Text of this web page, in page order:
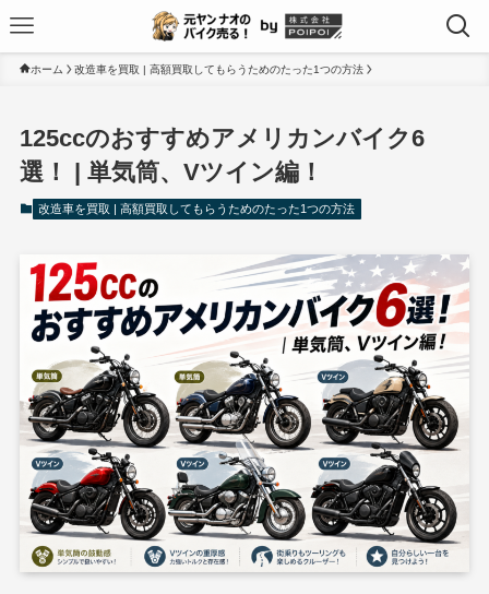
ホーム 改造車を買取 | 高額買取してもらうためのたった1つの方法
125ccのおすすめアメリカンバイク6
選！ | 単気筒、Vツイン編！
改造車を買取 | 高額買取してもらうためのたった1つの方法